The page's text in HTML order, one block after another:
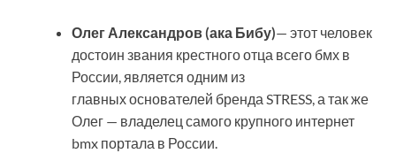
Олег Александров (ака Бибу)— этот человек
достоин звания крестного отца всего бмх в
России, является одним из
главных основателей бренда STRESS, а так же
Олег — владелец самого крупного интернет
bmx портала в России.